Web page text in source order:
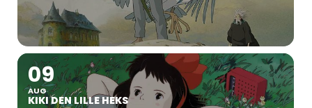
09
AUG
KIKI DEN LILLE HEKS